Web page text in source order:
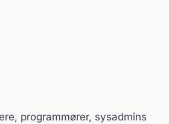
programmører, sysadmins